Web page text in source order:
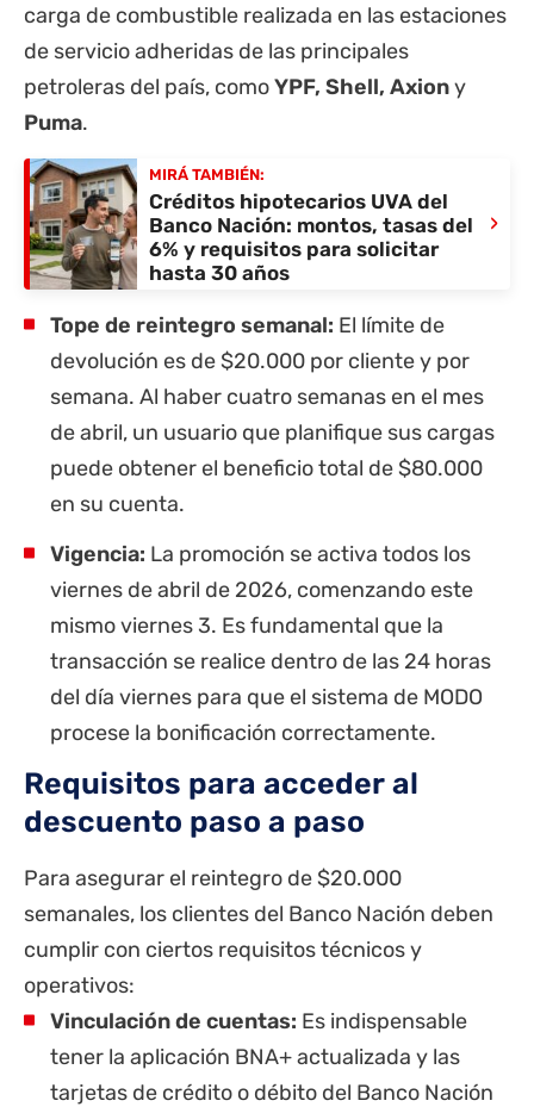
carga de combustible realizada en las estaciones
de servicio adheridas de las principales
petroleras del país, comoYPF, Shell, Axiony
Puma.
MIRÁ TAMBIÉN:
Créditos hipotecarios UVA del
Banco Nación: montos, tasas del
6% y requisitos para solicitar
hasta 30 años
›
Tope de reintegro semanal: El límite de
devolución es de $20.000 por cliente y por
semana. Al haber cuatro semanas en el mes
de abril, un usuario que planifique sus cargas
puede obtener el beneficio total de $80.000
en su cuenta.
Vigencia: La promoción se activa todos los
viernes de abril de 2026, comenzando este
mismo viernes 3. Es fundamental que la
transacción se realice dentro de las 24 horas
del día viernes para que el sistema de MODO
procese la bonificación correctamente.
Requisitos para acceder al
descuento paso a paso
Para asegurar el reintegro de $20.000
semanales, los clientes del Banco Nación deben
cumplir con ciertos requisitos técnicos y
operativos:
Vinculación de cuentas: Es indispensable
tener la aplicación BNA+ actualizada y las
tarjetas de crédito o débito del Banco Nación